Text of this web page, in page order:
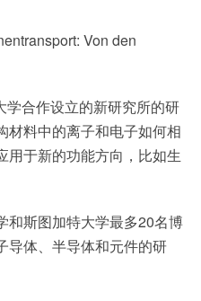
Von den
学合作设立的新研究所的研
材料中的离子和电子如何相
用于新的功能方向，比如生
和斯图加特大学最多20名博
导体、半导体和元件的研